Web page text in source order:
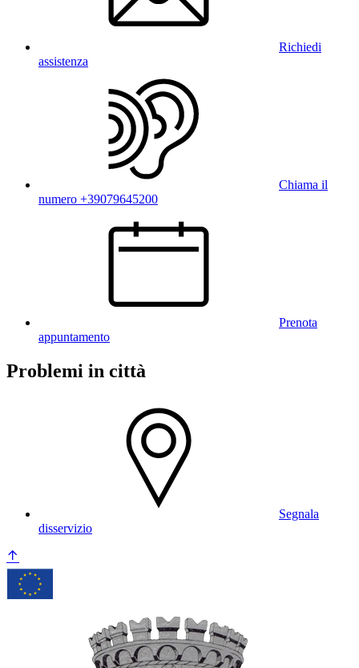
Richiedi
assistenza
Chiama il
numero +39079645200
Prenota
appuntamento
Problemi in città
Segnala
disservizio